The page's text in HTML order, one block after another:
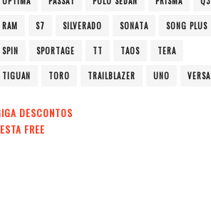
RAM S7 SILVERADO SONATA SONG PLUS
SPIN SPORTAGE TT TAOS TERA
TIGUAN TORO TRAILBLAZER UNO VERSA
DESCONTOS
FREE